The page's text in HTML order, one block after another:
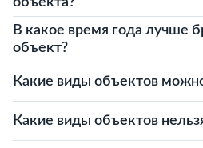
В какое время года лучше
объект?
Какие виды объектов
Какие виды объектов